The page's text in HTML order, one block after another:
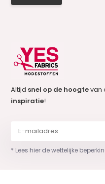
Altijd snel op de hoogtevan
inspiratie!
* Lees hier de wettelijke